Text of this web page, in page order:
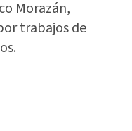
Morazán,
trabajos de